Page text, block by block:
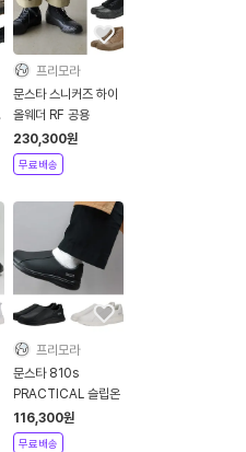
프리모라
문스타 스니커즈 하이
올웨더 RF 공용
230,300원
무료배송
프리모라
문스타 810s
PRACTICAL 슬립온
116,300원
무료배송